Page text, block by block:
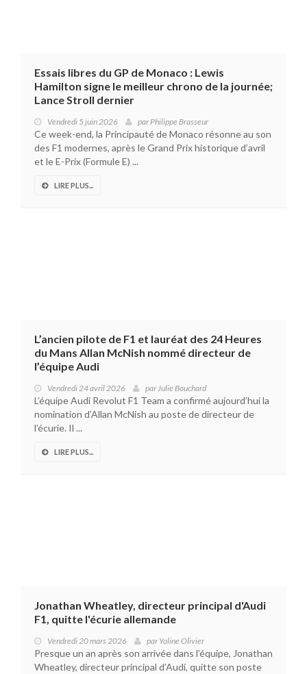
Essais libres du GP de Monaco : Lewis
Hamilton signe le meilleur chrono de la journée;
Lance Stroll dernier
Vendredi 5 juin 2026 parPhilippe Brasseur
Ce week-end, la Principauté de Monaco résonne au son
des F1 modernes, après le Grand Prix historique d’avril
et le E-Prix (Formule E) ...
LIRE PLUS...
L’ancien pilote de F1 et lauréat des 24 Heures
du Mans Allan McNish nommé directeur de
l’équipe Audi
Vendredi 24 avril 2026 parJulie Bouchard
L’équipe Audi Revolut F1 Team a confirmé aujourd’hui la
nomination d’Allan McNish au poste de directeur de
l’écurie. Il ...
LIRE PLUS...
Jonathan Wheatley, directeur principal d'Audi
F1, quitte l'écurie allemande
Vendredi 20 mars 2026 par Yoline Olivier
Presque un an après son arrivée dans l’équipe, Jonathan
Wheatley, directeur principal d’Audi, quitte son poste